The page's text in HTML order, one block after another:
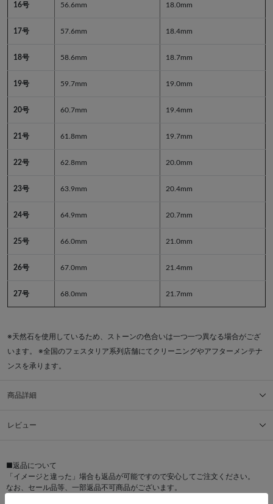
16号 56.6mm 18.0mm
17号 57.6mm 18.4mm
18号 58.6mm 18.7mm
19号 59.7mm 19.0mm
20号 60.7mm 19.4mm
21号 61.8mm 19.7mm
22号 62.8mm 20.0mm
23号 63.9mm 20.4mm
24号 64.9mm 20.7mm
25号 66.0mm 21.0mm
26号 67.0mm 21.4mm
27号 68.0mm 21.7mm
※天然石を使用しているため、ストーンの色合いは一つ一つ異なる場合がござ
います。 ※全国のフェスタリア系列店舗にてクリーニングやアフターメンテナ
ンスを承ります。
商品詳細
レビュー
■返品について
「イメージと違った」場合も返品が可能ですので安心してご注文ください。
なお、セール品等、一部返品不可商品がございます。